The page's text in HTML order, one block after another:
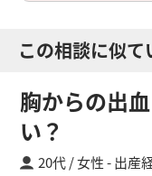
この相談に似
胸からの出
い？
20代 / 女性 出産